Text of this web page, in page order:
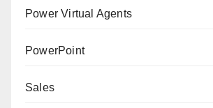
Power Virtual Agents
PowerPoint
Sales